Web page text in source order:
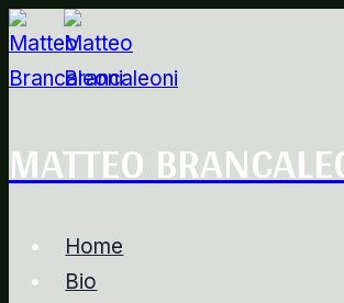
Salta
al
contenuto
MATTEO
Home
Bio